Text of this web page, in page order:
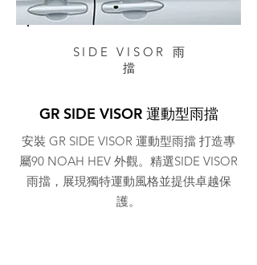
SIDE VISOR 雨
擋
GR SIDE VISOR 運動型雨擋
安裝 GR SIDE VISOR 運動型雨擋 打造專
屬90 NOAH HEV 外觀。精選SIDE VISOR
雨擋，展現獨特運動風格並提供卓越保
護。